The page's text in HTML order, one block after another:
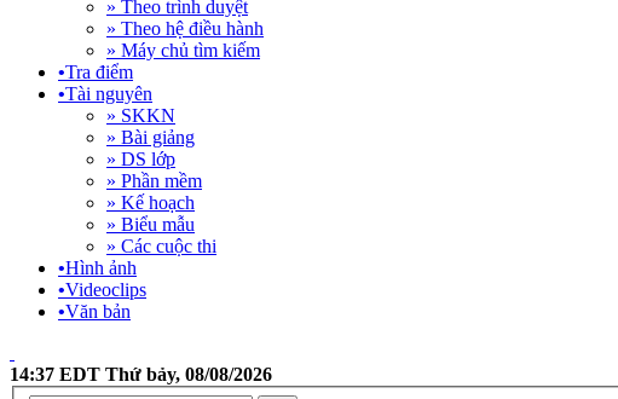
» Theo trình duyệt
» Theo hệ điều hành
» Máy chủ tìm kiếm
•Tra điểm
•Tài nguyên
» SKKN
» Bài giảng
» DS lớp
» Phần mềm
» Kế hoạch
» Biểu mẫu
» Các cuộc thi
•Hình ảnh
•Videoclips
•Văn bản
14:37 EDT Thứ bảy, 08/08/2026